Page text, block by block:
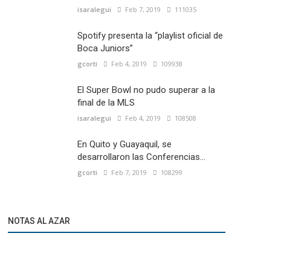
isaralegui Feb 7, 2019 111035
Spotify presenta la “playlist oficial de
Boca Juniors”
gcorti Feb 4, 2019 109938
El Super Bowl no pudo superar a la
final de la MLS
isaralegui Feb 4, 2019 108508
En Quito y Guayaquil, se
desarrollaron las Conferencias...
gcorti Feb 7, 2019 108299
NOTAS AL AZAR